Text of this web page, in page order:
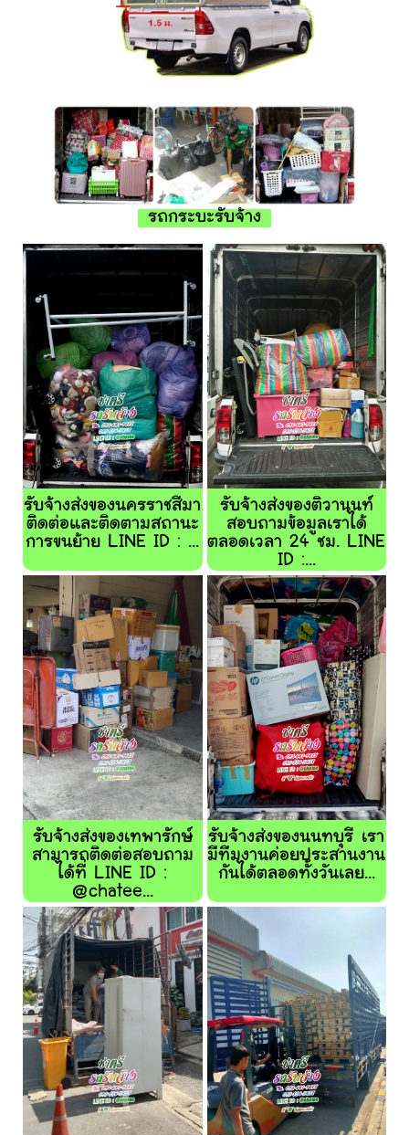
รถกระบะรับจ้าง
รับจ้างส่งของนครราชสีมา
ติดต่อและติดตามสถานะ
การขนย้าย LINE ID : ...
รับจ้างส่งของติวานนท์
สอบถามข้อมูลเราได้
ตลอดเวลา 24 ชม. LINE
ID :...
รับจ้างส่งของเทพารักษ์
สามารถติดต่อสอบถาม
ได้ที่ LINE ID :
@chatee...
รับจ้างส่งของนนทบุรี เรา
มีทีมงานค่อยประสานงาน
กันได้ตลอดทั้งวันเลย...